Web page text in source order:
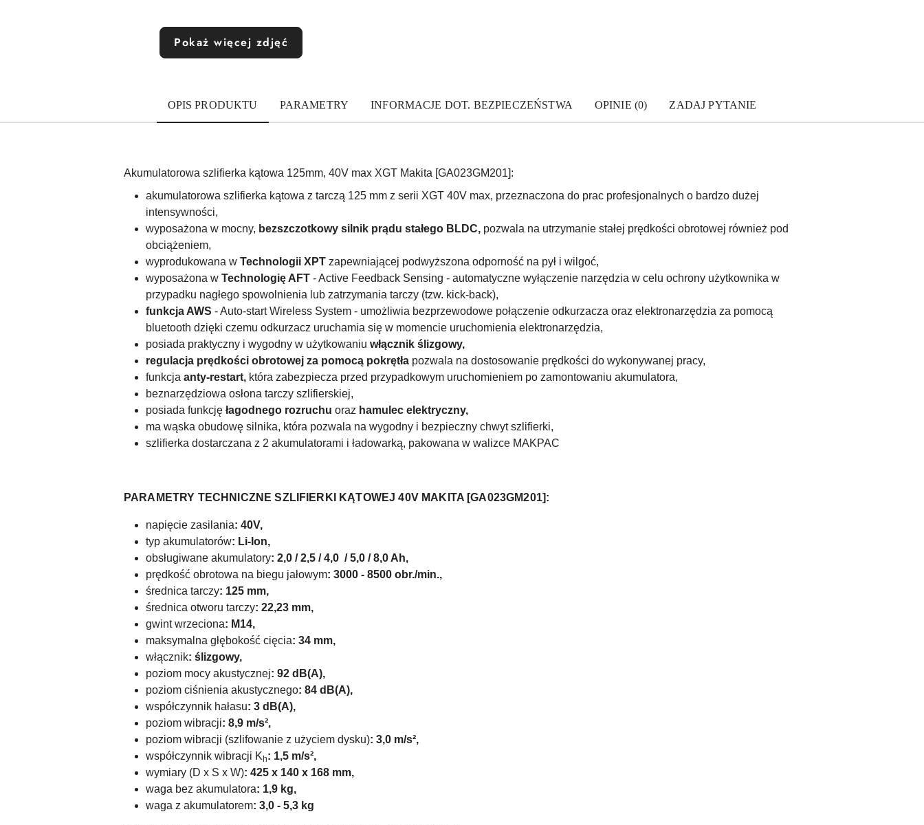
Pokaż więcej zdjęć
OPIS PRODUKTU PARAMETRY INFORMACJE DOT. BEZPIECZEŃSTWA OPINIE (0) ZADAJ PYTANIE
Akumulatorowa szlifierka kątowa 125mm, 40V max XGT Makita [GA023GM201]:
akumulatorowa szlifierka kątowa z tarczą 125 mm z serii XGT 40V max, przeznaczona do prac profesjonalnych o bardzo dużej
intensywności,
wyposażona w mocny, bezszczotkowy silnik prądu stałego BLDC, pozwala na utrzymanie stałej prędkości obrotowej również pod
obciążeniem,
wyprodukowana w Technologii XPT zapewniającej podwyższona odporność na pył i wilgoć,
wyposażona w Technologię AFT - Active Feedback Sensing - automatyczne wyłączenie narzędzia w celu ochrony użytkownika w
przypadku nagłego spowolnienia lub zatrzymania tarczy (tzw. kick-back),
funkcja AWS - Auto-start Wireless System - umożliwia bezprzewodowe połączenie odkurzacza oraz elektronarzędzia za pomocą
bluetooth dzięki czemu odkurzacz uruchamia się w momencie uruchomienia elektronarzędzia,
posiada praktyczny i wygodny w użytkowaniu włącznik ślizgowy,
regulacja prędkości obrotowej za pomocą pokrętła pozwala na dostosowanie prędkości do wykonywanej pracy,
funkcja anty-restart, która zabezpiecza przed przypadkowym uruchomieniem po zamontowaniu akumulatora,
beznarzędziowa osłona tarczy szlifierskiej,
posiada funkcję łagodnego rozruchu oraz hamulec elektryczny,
ma wąska obudowę silnika, która pozwala na wygodny i bezpieczny chwyt szlifierki,
szlifierka dostarczana z 2 akumulatorami i ładowarką, pakowana w walizce MAKPAC
PARAMETRY TECHNICZNE SZLIFIERKI KĄTOWEJ 40V MAKITA [GA023GM201]:
napięcie zasilania: 40V,
typ akumulatorów: Li-Ion,
obsługiwane akumulatory: 2,0 / 2,5 / 4,0 / 5,0 / 8,0 Ah,
prędkość obrotowa na biegu jałowym: 3000 - 8500 obr./min.,
średnica tarczy: 125 mm,
średnica otworu tarczy: 22,23 mm,
gwint wrzeciona: M14,
maksymalna głębokość cięcia: 34 mm,
włącznik: ślizgowy,
poziom mocy akustycznej: 92 dB(A),
poziom ciśnienia akustycznego: 84 dB(A),
współczynnik hałasu: 3 dB(A),
poziom wibracji: 8,9 m/s²,
poziom wibracji (szlifowanie z użyciem dysku): 3,0 m/s²,
współczynnik wibracji K h: 1,5 m/s²,
wymiary (D x S x W): 425 x 140 x 168 mm,
waga bez akumulatora: 1,9 kg,
waga z akumulatorem: 3,0 - 5,3 kg